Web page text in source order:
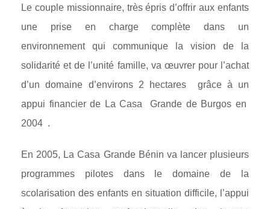
Le couple missionnaire, très épris d’offrir aux enfants
une prise en charge complète dans un
environnement qui communique la vision de la
solidarité et de l’unité famille, va œuvrer pour l’achat
d’un domaine d’environs 2 hectares grâce à un
appui financier de La Casa Grande de Burgos en
2004 .
En 2005, La Casa Grande Bénin va lancer plusieurs
programmes pilotes dans le domaine de la
scolarisation des enfants en situation difficile, l’appui